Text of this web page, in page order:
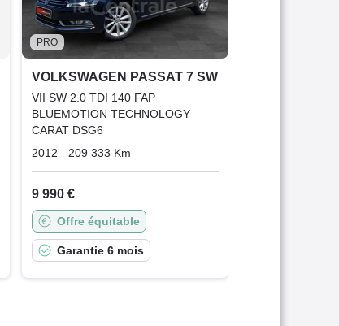
PRO
VOLKSWAGEN PASSAT 7 SW
VII SW 2.0 TDI 140 FAP
BLUEMOTION TECHNOLOGY
CARAT DSG6
2012
209 333 Km
9 990 €
Offre équitable
Garantie 6 mois